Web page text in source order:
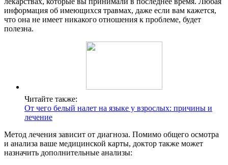
информация об имеющихся травмах, даже если вам кажется,
что она не имеет никакого отношения к проблеме, будет
полезна.
Читайте также:
От чего белый налет на языке у взрослых: причины и
лечение
Метод лечения зависит от диагноза. Помимо общего осмотра
и анализа ваше медицинской карты, доктор также может
назначить дополнительные анализы: